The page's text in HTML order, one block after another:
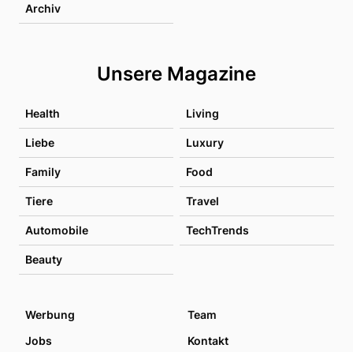
Archiv
Unsere Magazine
Health Living
Liebe Luxury
Family Food
Tiere Travel
Automobile TechTrends
Beauty
Werbung
Team
Jobs
Kontakt